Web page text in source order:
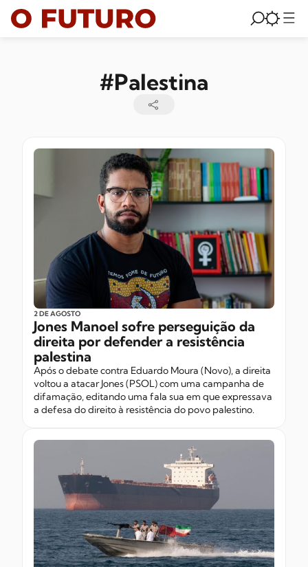
#Palestina
2 DE AGOSTO
Jones Manoel sofre perseguição da
direita por defender a resistência
palestina
Após o debate contra Eduardo Moura (Novo), a direita
voltou a atacar Jones (PSOL) com uma campanha de
difamação, editando uma fala sua em que expressava
a defesa do direito à resistência do povo palestino.